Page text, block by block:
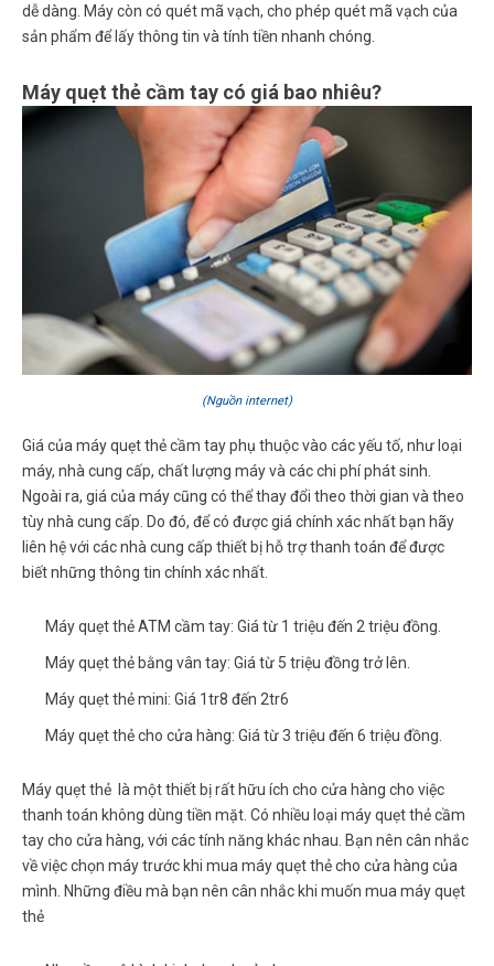
dễ dàng. Máy còn có quét mã vạch, cho phép quét mã vạch của
sản phẩm để lấy thông tin và tính tiền nhanh chóng.
Máy quẹt thẻ cầm tay có giá bao nhiêu?
(Nguồn internet)
Giá của máy quẹt thẻ cầm tay phụ thuộc vào các yếu tố, như loại
máy, nhà cung cấp, chất lượng máy và các chi phí phát sinh.
Ngoài ra, giá của máy cũng có thể thay đổi theo thời gian và theo
tùy nhà cung cấp. Do đó, để có được giá chính xác nhất bạn hãy
liên hệ với các nhà cung cấp thiết bị hỗ trợ thanh toán để được
biết những thông tin chính xác nhất.
Máy quẹt thẻ ATM cầm tay: Giá từ 1 triệu đến 2 triệu đồng.
Máy quẹt thẻ bằng vân tay: Giá từ 5 triệu đồng trở lên.
Máy quẹt thẻ mini: Giá 1tr8 đến 2tr6
Máy quẹt thẻ cho cửa hàng: Giá từ 3 triệu đến 6 triệu đồng.
Máy quẹt thẻ là một thiết bị rất hữu ích cho cửa hàng cho việc
thanh toán không dùng tiền mặt. Có nhiều loại máy quẹt thẻ cầm
tay cho cửa hàng, với các tính năng khác nhau. Bạn nên cân nhắc
về việc chọn máy trước khi mua máy quẹt thẻ cho cửa hàng của
mình. Những điều mà bạn nên cân nhắc khi muốn mua máy quẹt
thẻ